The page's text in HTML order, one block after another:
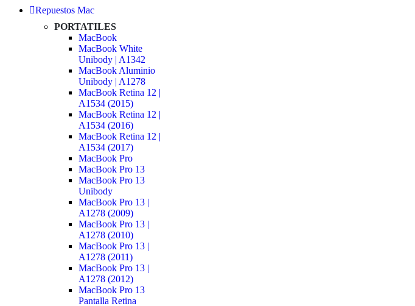
Repuestos Mac
PORTATILES
MacBook
MacBook White
Unibody | A1342
MacBook Aluminio
Unibody | A1278
MacBook Retina 12 |
A1534 (2015)
MacBook Retina 12 |
A1534 (2016)
MacBook Retina 12 |
A1534 (2017)
MacBook Pro
MacBook Pro 13
MacBook Pro 13
Unibody
MacBook Pro 13 |
A1278 (2009)
MacBook Pro 13 |
A1278 (2010)
MacBook Pro 13 |
A1278 (2011)
MacBook Pro 13 |
A1278 (2012)
MacBook Pro 13
Pantalla Retina